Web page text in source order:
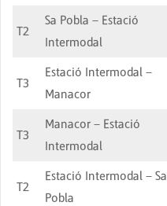
T2
Sa Pobla – Estació
Intermodal
T3
Estació Intermodal –
Manacor
T3
Manacor – Estació
Intermodal
T2
Estació Intermodal – Sa
Pobla